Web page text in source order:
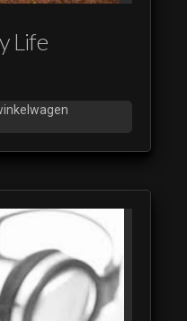
Life